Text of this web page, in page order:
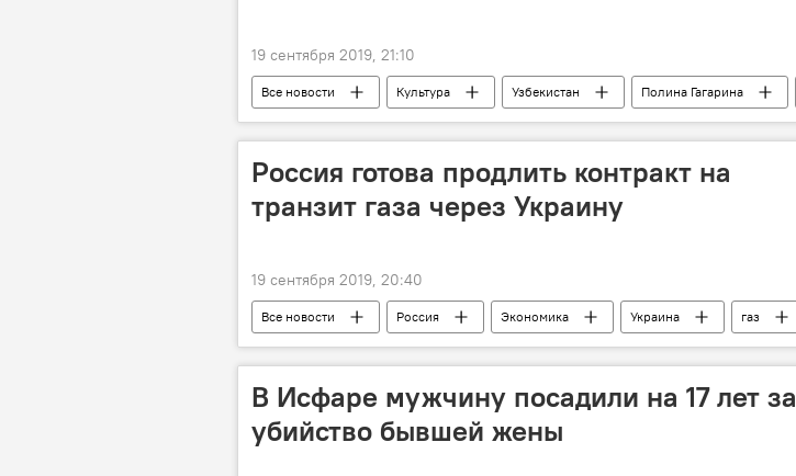
19 сентября 2019, 21:10
Все новости Культура Узбекистан Полина Гагарина
Россия готова продлить контракт на
транзит газа через Украину
19 сентября 2019, 20:40
Все новости Россия Экономика Украина газ
В Исфаре мужчину посадили на 17 лет за
убийство бывшей жены